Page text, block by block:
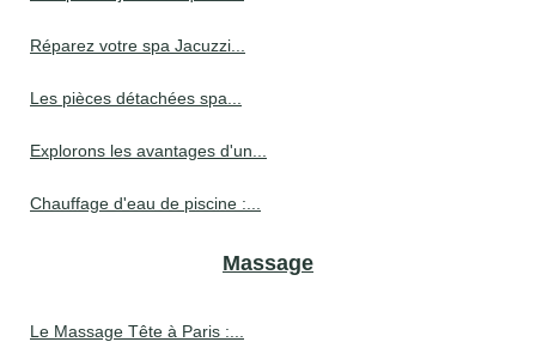
Réparez votre spa Jacuzzi...
Les pièces détachées spa...
Explorons les avantages d'un...
Chauffage d'eau de piscine :...
Massage
Le Massage Tête à Paris :...